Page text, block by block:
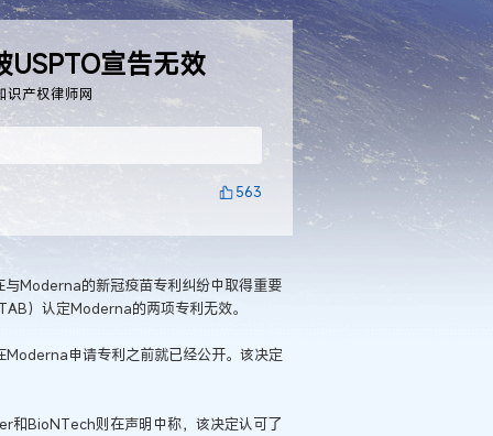
宣告无效
识产权律师网
563
Moderna的新冠疫苗专利纠纷中取得重要
）认定Moderna的两项专利无效。
申请专利之前就已经公开。该决定
和BioNTech则在声明中称，该决定认可了